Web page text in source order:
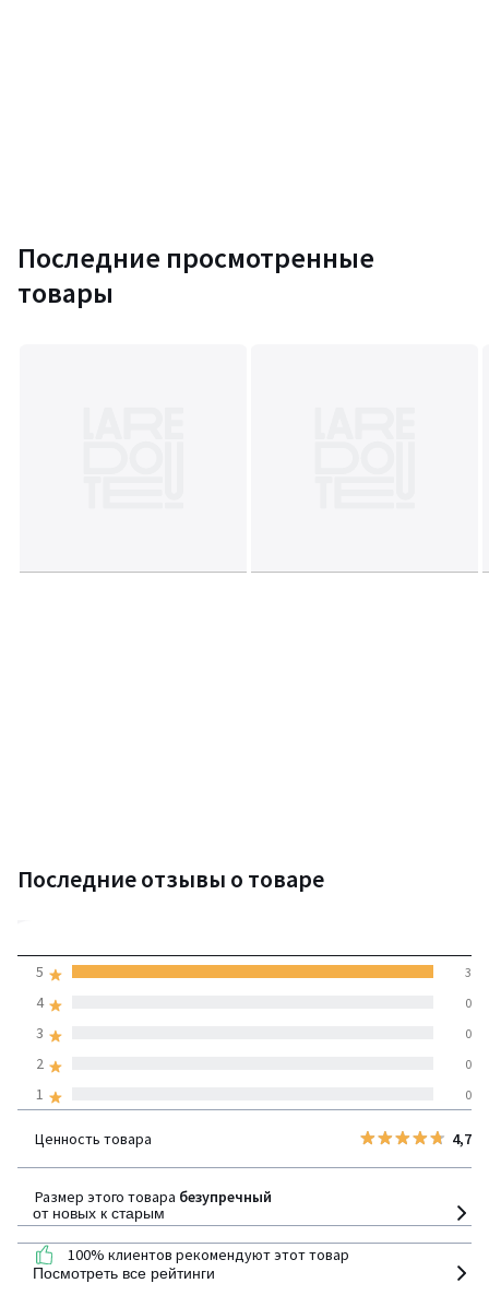
Последние просмотренные
товары
Последние отзывы о товаре
(3 отзывов)
1 0
2 0
3 0
4 0
5 3
Ценность товара 4,7
Размер этого товара безупречный
100% клиентов рекомендуют этот товар
от новых к старым
Посмотреть все рейтинги